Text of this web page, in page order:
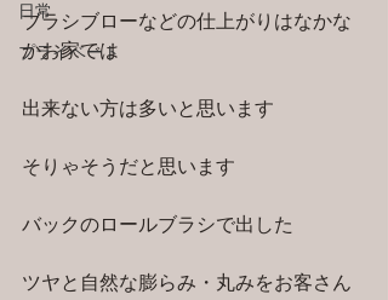
日常
プライベート
ブラシブローなどの仕上がりはなかな
かお家では
出来ない方は多いと思います
そりゃそうだと思います
バックのロールブラシで出した
ツヤと自然な膨らみ・丸みをお客さん